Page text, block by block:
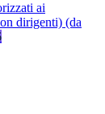
ai
dirigenti) (da